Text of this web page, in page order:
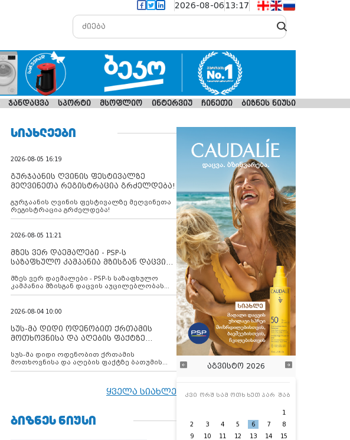
2026-08-06 13:17
ჯანდაცვა სპორტი მსოფლიო ინტერვიუ ჩინეთი ბიზნეს ნიუსი
ᲡᲘᲐᲮᲚᲔᲔᲑᲘ
2026-08-05 16:19
გურჯაანის ღვინის ფესტივალზე
მეღვინეთა რეგისტრაცია გრძელდება!
გურჯაანის ღვინის ფესტივალზე მეღვინეთა
რეგისტრაცია გრძელდება!
2026-08-05 11:21
მზეს ვერ დაემალები - PSP-ს
საზაფხულო კამპანია მზისგან დაცვის
მზეს ვერ დაემალები - PSP-ს საზაფხულო
კამპანია მზისგან დაცვის აუცილებლობას
გვახსენებს
2026-08-04 10:00
სუს-მა დიდი ოდენობით ქრთამის
მოთხოვნისა და აღების ფაქტზე
დააკავა
სუს-მა დიდი ოდენობით ქრთამის
მოთხოვნისა და აღების ფაქტზე ბათუმის
მერიის თანამშრომელი დააკავა
ყველა სიახლე
ᲑᲘᲖᲜᲔᲡ ᲜᲘᲣᲡᲘ
აგვისტო 2026
კვი ორშ სამ ოთხ ხუთ პარ შაბ
1
2
3 4 5 6 7
8
9
10 11 12 13 14
15